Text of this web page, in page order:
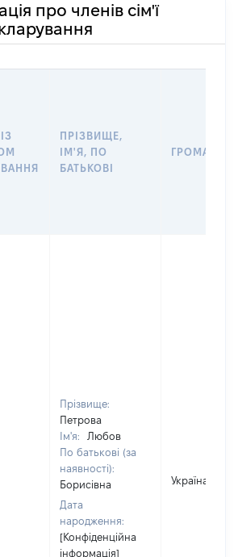
про членів сім'ї
ПРІЗВИЩЕ,
ІМ'Я, ПО
БАТЬКОВІ
Прізвище:
Петрова
Ім'я:
Любов
По батькові (за
наявності):
Борисівна
Дата
народження:
[Конфіденційна
інформація]
Україна